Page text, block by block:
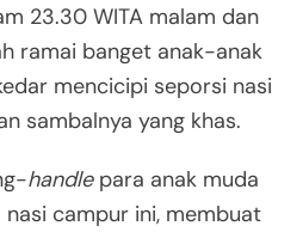
23.30 WITA malam dan
ramai banget anak-anak
mencicipi seporsi nasi
sambalnya yang khas.
handlepara anak muda
campur ini, membuat